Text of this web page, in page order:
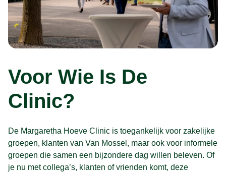
Voor Wie Is De
Clinic?
De Margaretha Hoeve Clinic is toegankelijk voor zakelijke
groepen, klanten van Van Mossel, maar ook voor informele
groepen die samen een bijzondere dag willen beleven. Of
je nu met collega’s, klanten of vrienden komt, deze